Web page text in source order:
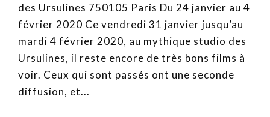
des Ursulines 750105 Paris Du 24 janvier au 4
février 2020 Ce vendredi 31 janvier jusqu’au
mardi 4 février 2020, au mythique studio des
Ursulines, il reste encore de très bons films à
voir. Ceux qui sont passés ont une seconde
diffusion, et...